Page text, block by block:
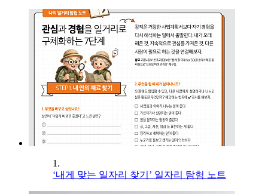
1.
‘내게 맞는 일자리 찾기’ 일자리 탐험 노트